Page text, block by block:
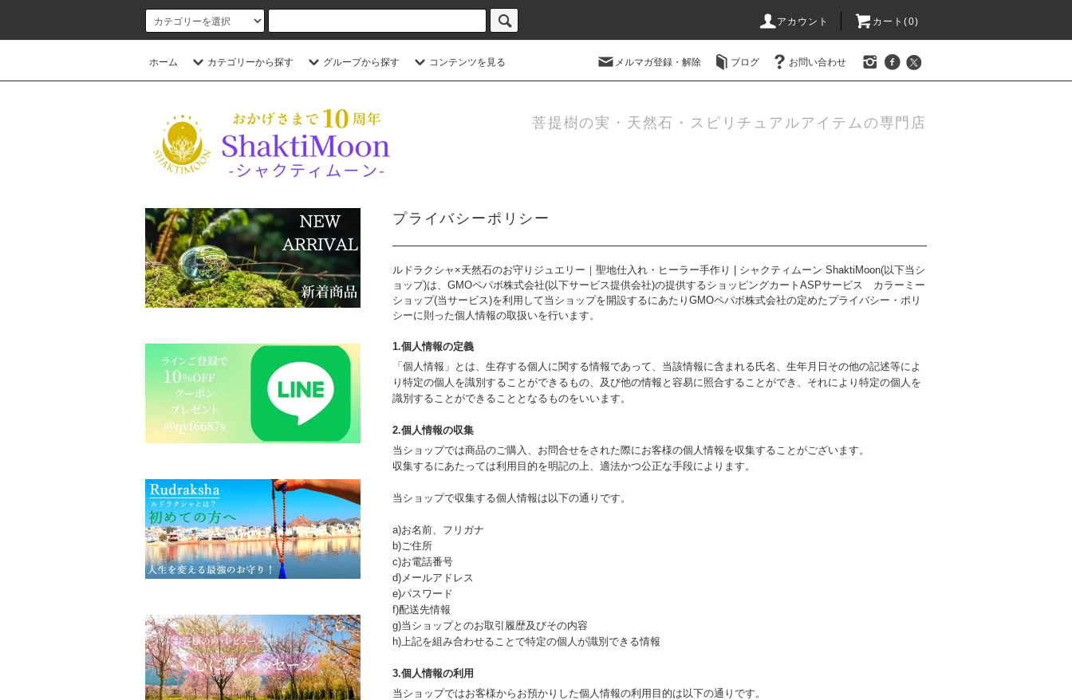
アカウント カート(0)
ホーム カテゴリーから探す グループから探す コンテンツを見る メルマガ登録・解除 ブログ お問い合わせ
菩提樹の実・天然石・スピリチュアルアイテムの専門店
プライバシーポリシー
ルドラクシャ×天然石のお守りジュエリー｜聖地仕入れ・ヒーラー手作り | シャクティムーン ShaktiMoon(以下当シ
ョップ)は、 GMOペパボ株式会社(以下サービス提供会社)の提供するショッピングカートASPサービス カラーミー
ショップ(当サービス)を利用して当ショップを開設するにあたりGMOペパボ株式会社の定めたプライバシー・ポリ
シーに則った個人情報の取扱いを行います。
1.個人情報の定義
「個人情報」とは、生存する個人に関する情報であって、当該情報に含まれる氏名、生年月日その他の記述等によ
り特定の個人を識別することができるもの、及び他の情報と容易に照合することができ、それにより特定の個人を
識別することができることとなるものをいいます。
2.個人情報の収集
当ショップでは商品のご購入、お問合せをされた際にお客様の個人情報を収集することがございます。
収集するにあたっては利用目的を明記の上、適法かつ公正な手段によります。
当ショップで収集する個人情報は以下の通りです。
a)お名前、フリガナ
b)ご住所
c)お電話番号
d)メールアドレス
e)パスワード
f)配送先情報
g)当ショップとのお取引履歴及びその内容
h)上記を組み合わせることで特定の個人が識別できる情報
3.個人情報の利用
当ショップではお客様からお預かりした個人情報の利用目的は以下の通りです。